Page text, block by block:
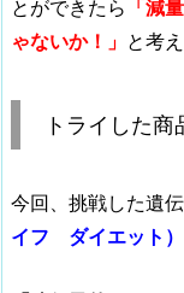
とができたら 「減
ゃないか！」 と考
トライした商
今回、挑戦した遺伝
イフ ダイエット）